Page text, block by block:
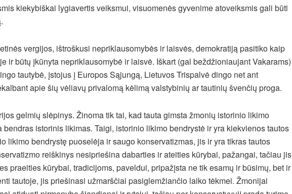
kiekybiškai lygiavertis veiksmui, visuomenės gyvenime atoveiksmis gali būti
vergijos, ištroškusi nepriklausomybės ir laisvės, demokratiją pasitiko kaip
ir būtų įkūnyta nepriklausomybė ir laisvė. Iškart (gal beždžioniaujant Vakarams)
tautybė, įstojus į Europos Sąjungą, Lietuvos Trispalvė dingo net ant
apie šių vėliavų privalomą kėlimą valstybinių ar tautinių švenčių proga.
gelmių slėpinys. Žinoma tik tai, kad tauta gimsta žmonių istorinio likimo
istorinis likimas. Taigi, istorinio likimo bendrystė ir yra kiekvienos tautos
likimo bendrystę puoselėja ir saugo konservatizmas, jis ir yra tikras tautos
reiškinys nesipriešina dabarties ir ateities kūrybai, pažangai, tačiau jis
praeities kūrybai, tradicijoms, paveldui, pripažįsta ne tik esamų ir būsimų, bet ir
tautoje, jis priešinasi užmarščiai pasiglemžiančio laiko tėkmei. Žmonijai